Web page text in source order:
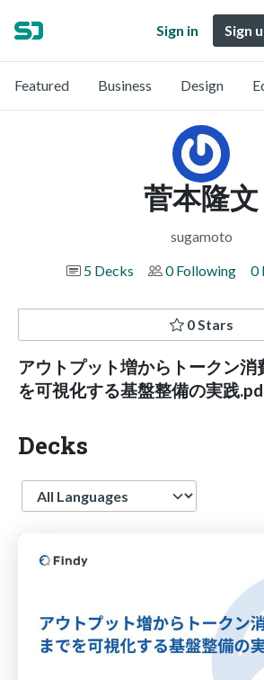
Sign in Sign
Featured Business Design
菅本隆文
sugamoto
5 Decks
0 Following 0
0 Stars
アウトプット増からトークン消
を可視化する基盤整備の実践
Decks
Language